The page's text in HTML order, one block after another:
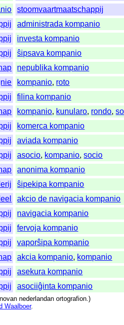
stoomvaartmaatschappij
administrada kompanio
investa kompanio
ŝipsava kompanio
nepublika kompanio
kompanio, roto
filina kompanio
kompanio, kunularo, rondo,
komerca kompanio
aviada kompanio
asocio, kompanio,socio
anonima kompanio
ŝipekipa kompanio
akcio de navigacia kompanio
navigacia kompanio
fervoja kompanio
vaporŝipa kompanio
akcia kompanio, kompanio
asekura kompanio
asociiĝinta kompanio
nederlandan ortografion.)
Waalboer.